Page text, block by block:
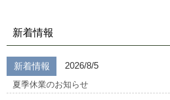
新着情報
新着情報 2026/8/5
夏季休業のお知らせ